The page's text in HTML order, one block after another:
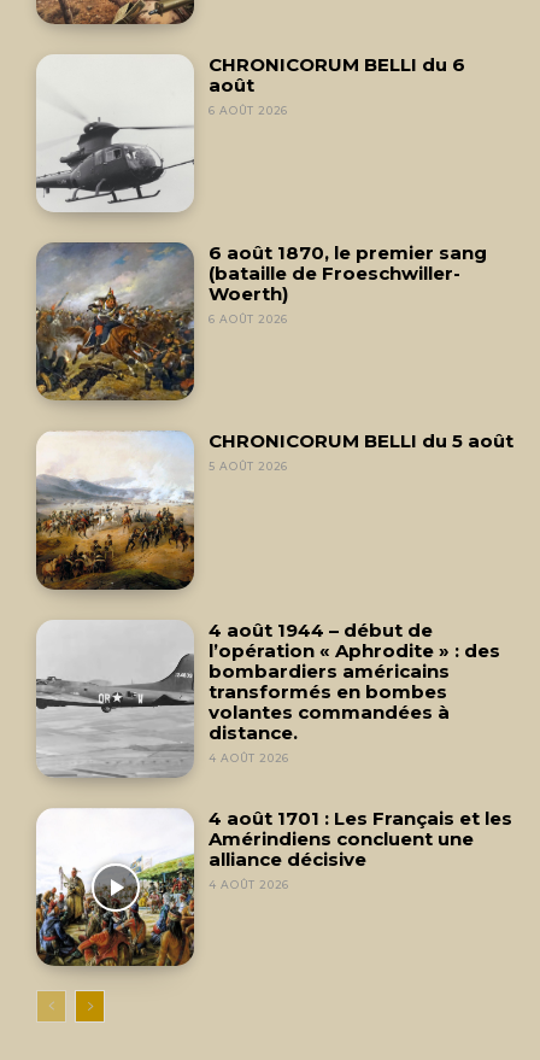
CHRONICORUM BELLI du 6
août
6 AOÛT 2026
6 août 1870, le premier sang
(bataille de Froeschwiller-
Woerth)
6 AOÛT 2026
CHRONICORUM BELLI du 5 août
5 AOÛT 2026
4 août 1944 – début de
l’opération « Aphrodite » : des
bombardiers américains
transformés en bombes
volantes commandées à
distance.
4 AOÛT 2026
4 août 1701 : Les Français et les
Amérindiens concluent une
alliance décisive
4 AOÛT 2026